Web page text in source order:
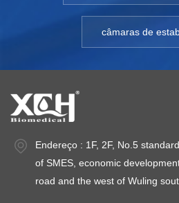
câmaras de
Endereço : 1F, 2F, No.5
of SMES, economic
road and the west of Wuling